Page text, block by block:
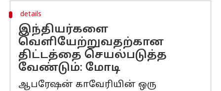
details
இந்தியர்களை
வெளியேற்றுவதற்கான
திட்டத்தை செயல்படுத்த
வேண்டும்: மோடி
ஆபரேஷன் காவேரியின் ஒரு